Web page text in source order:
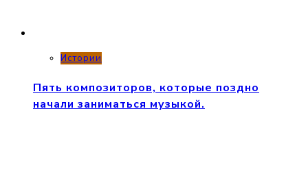
Истории
Пять композиторов, которые поздно
начали заниматься музыкой.